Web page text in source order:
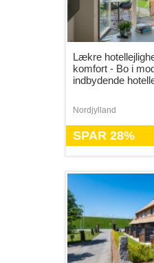
Lækre
komfort - Bo i
indbydende
Nordjylland
SPAR 28%